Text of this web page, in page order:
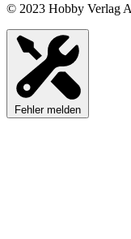
© 2023 Hobby Verlag
Fehler melden